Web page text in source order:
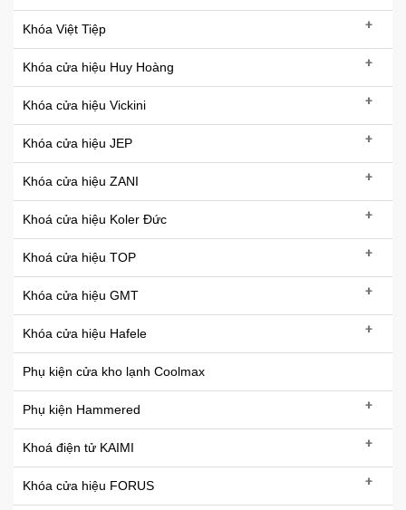
Khóa Việt Tiệp +
Khóa cửa hiệu Huy Hoàng +
Khóa cửa hiệu Vickini +
Khóa cửa hiệu JEP +
Khóa cửa hiệu ZANI +
Khoá cửa hiệu Koler Đức +
Khoá cửa hiệu TOP +
Khóa cửa hiệu GMT +
Khóa cửa hiệu Hafele +
Phụ kiện cửa kho lạnh Coolmax
Phụ kiện Hammered +
Khoá điện tử KAIMI +
Khóa cửa hiệu FORUS +